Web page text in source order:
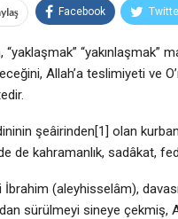
Facebook
“yaklaşmak” “yakınlaşmak”
Allah’a teslimiyeti ve
şeâirinden[1] olan
de kahramanlık, sadâkat,
(aleyhisselâm),
sürülmeyi sineye çekmiş,